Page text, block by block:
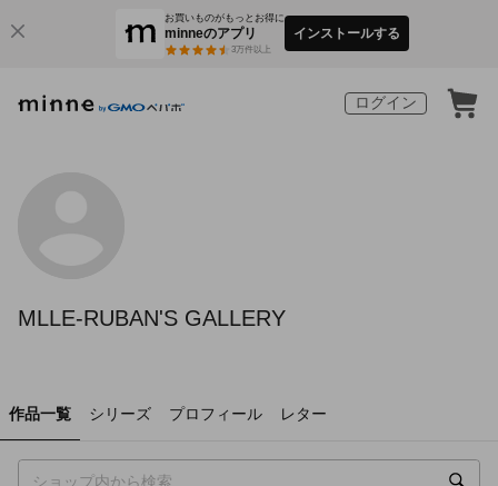
お買いものがもっとお得に
minneのアプリ
3万件以上
インストールする
ログイン
MLLE-RUBAN'S GALLERY
作品一覧 シリーズ プロフィール レター